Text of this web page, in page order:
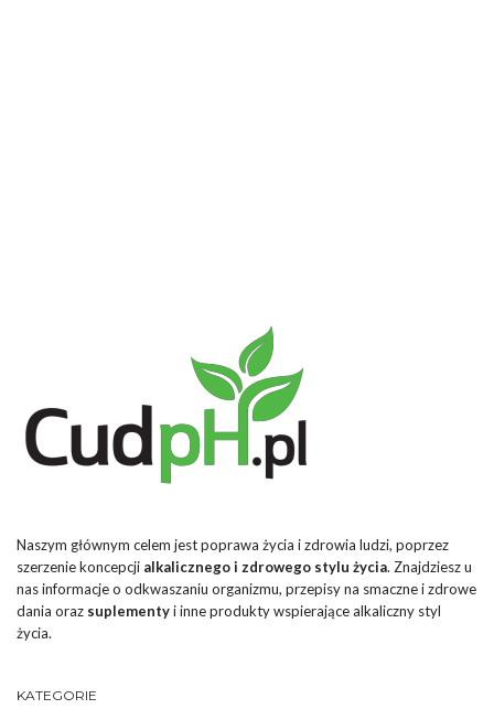
Naszym głównym celem jest poprawa życia i zdrowia ludzi, poprzez
szerzenie koncepcji alkalicznego i zdrowego stylu życia. Znajdziesz u
nas informacje o odkwaszaniu organizmu, przepisy na smaczne i zdrowe
dania oraz suplementyi inne produkty wspierające alkaliczny styl
życia.
KATEGORIE